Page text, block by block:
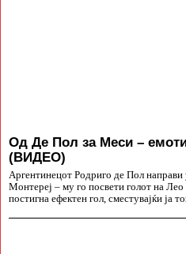
Од Де Пол за Меси –
(ВИДЕО)
Аргентинецот Родриго де Пол направи
Монтереј – му го посвети голот на
постигна ефектен гол, сместувајќи ја